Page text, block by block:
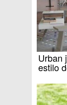
Urban
estilo